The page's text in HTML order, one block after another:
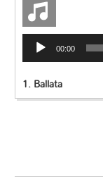
Audio
Player 00:00
1.Ballata